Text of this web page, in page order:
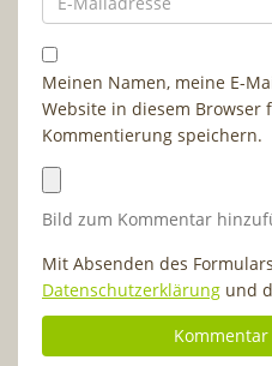
Meinen Namen, meine E-
Website in diesem Browser
Kommentierung speichern.
Bild zum Kommentar
Mit Absenden des
Datenschutzerklärung und